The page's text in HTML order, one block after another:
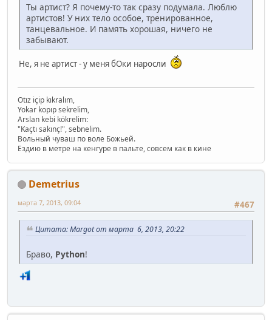
Ты артист? Я почему-то так сразу подумала. Люблю
артистов! У них тело особое, тренированное,
танцевальное. И память хорошая, ничего не
забывают.
Не, я не артист - у меня бОки наросли
Otız içip kıkralım,
Yokar kopıp sekrelim,
Arslan kebi kökrelim:
"Kaçtı sakınç!", sebnelim.
Вольный чуваш по воле Божьей.
Ездию в метре на кенгуре в пальте, совсем как в кине
Demetrius
#467
марта 7, 2013, 09:04
Цитата: Margot от марта 6, 2013, 20:22
Браво, Python!